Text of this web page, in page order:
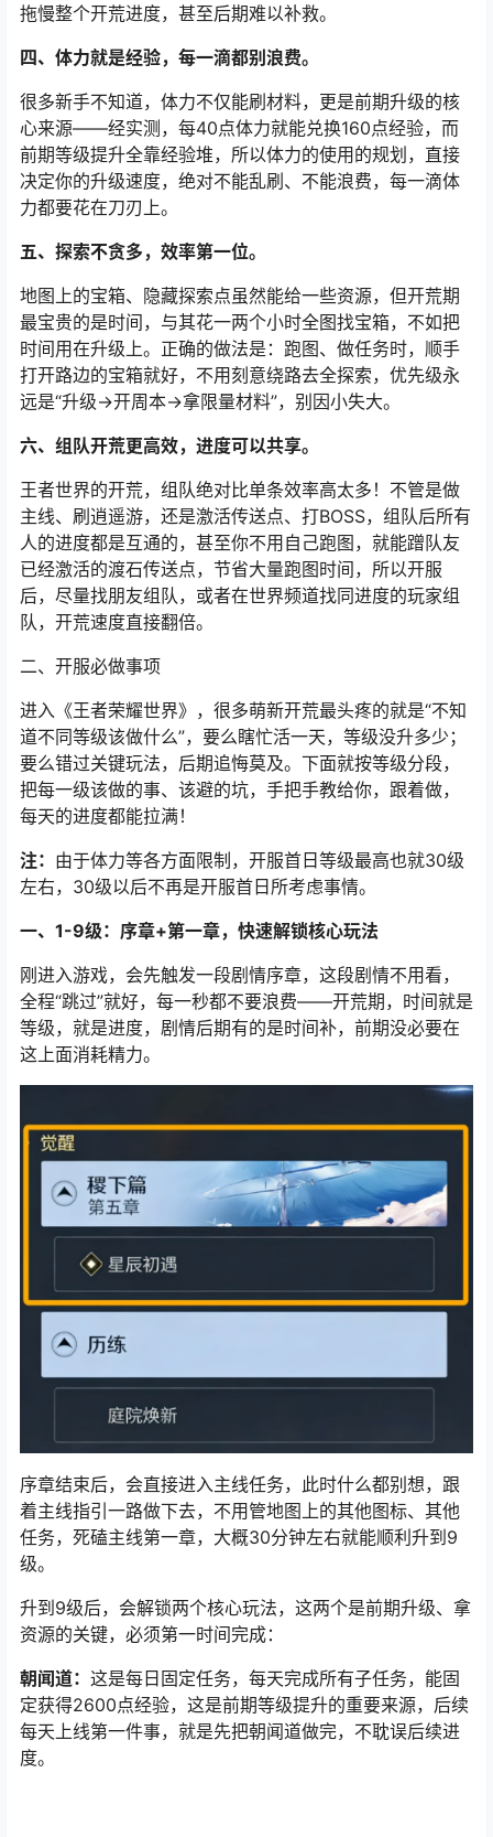
拖慢整个开荒进度，甚至后期难以补救。
四、体力就是经验，每一滴都别浪费。
很多新手不知道，体力不仅能刷材料，更是前期升级的核
心来源——经实测，每40点体力就能兑换160点经验，而
前期等级提升全靠经验堆，所以体力的使用的规划，直接
决定你的升级速度，绝对不能乱刷、不能浪费，每一滴体
力都要花在刀刃上。
五、探索不贪多，效率第一位。
地图上的宝箱、隐藏探索点虽然能给一些资源，但开荒期
最宝贵的是时间，与其花一两个小时全图找宝箱，不如把
时间用在升级上。正确的做法是：跑图、做任务时，顺手
打开路边的宝箱就好，不用刻意绕路去全探索，优先级永
远是“升级→开周本→拿限量材料”，别因小失大。
六、组队开荒更高效，进度可以共享。
王者世界的开荒，组队绝对比单条效率高太多！不管是做
主线、刷逍遥游，还是激活传送点、打BOSS，组队后所有
人的进度都是互通的，甚至你不用自己跑图，就能蹭队友
已经激活的渡石传送点，节省大量跑图时间，所以开服
后，尽量找朋友组队，或者在世界频道找同进度的玩家组
队，开荒速度直接翻倍。
二、开服必做事项
进入《王者荣耀世界》，很多萌新开荒最头疼的就是“不知
道不同等级该做什么”，要么瞎忙活一天，等级没升多少；
要么错过关键玩法，后期追悔莫及。下面就按等级分段，
把每一级该做的事、该避的坑，手把手教给你，跟着做，
每天的进度都能拉满！
注： 由于体力等各方面限制，开服首日等级最高也就30级
左右，30级以后不再是开服首日所考虑事情。
一、1-9级：序章+第一章，快速解锁核心玩法
刚进入游戏，会先触发一段剧情序章，这段剧情不用看，
全程“跳过”就好，每一秒都不要浪费——开荒期，时间就是
等级，就是进度，剧情后期有的是时间补，前期没必要在
这上面消耗精力。
序章结束后，会直接进入主线任务，此时什么都别想，跟
着主线指引一路做下去，不用管地图上的其他图标、其他
任务，死磕主线第一章，大概30分钟左右就能顺利升到9
级。
升到9级后，会解锁两个核心玩法，这两个是前期升级、拿
资源的关键，必须第一时间完成：
朝闻道： 这是每日固定任务，每天完成所有子任务，能固
定获得2600点经验，这是前期等级提升的重要来源，后续
每天上线第一件事，就是先把朝闻道做完，不耽误后续进
度。